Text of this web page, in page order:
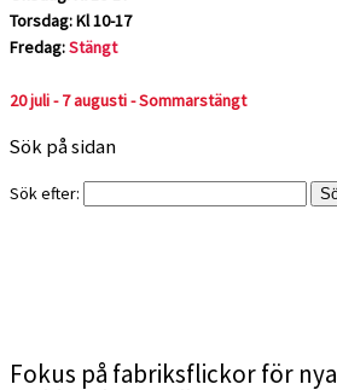
Torsdag: Kl 10-17
Fredag:Stängt
20 juli - 7 augusti - Sommarstängt
Sök på sidan
Sök efter:
Fokus på fabriksflickor för nya